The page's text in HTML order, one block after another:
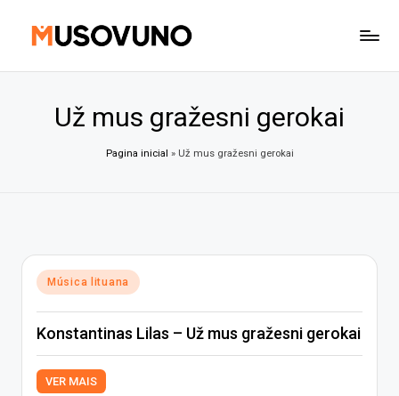
Už mus gražesni gerokai
Pagina inicial » Už mus gražesni gerokai
Posted
in
Música lituana
Konstantinas Lilas – Už mus gražesni gerokai
VER MAIS